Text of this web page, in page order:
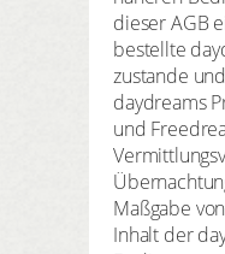
dieser AGB
bestellte
zustande
daydreams
und
Maßgabe
Inhalt der